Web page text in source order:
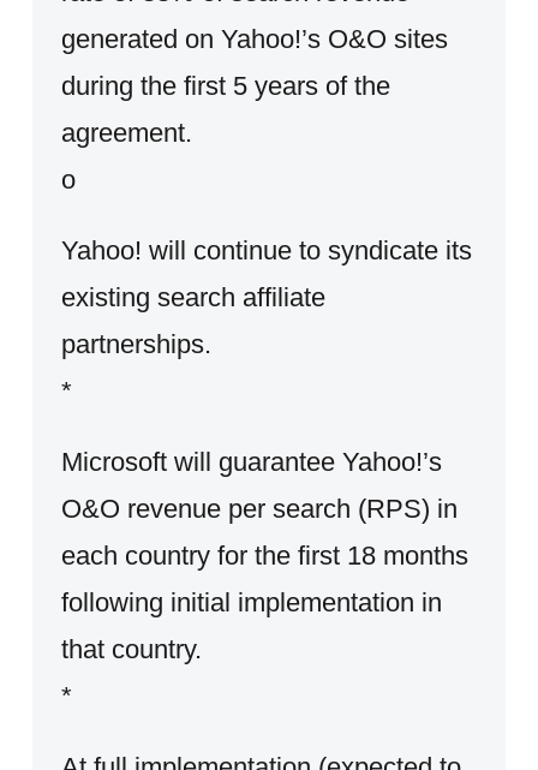
generated on Yahoo!’s O&O sites
during the first 5 years of the
agreement.
o
Yahoo! will continue to syndicate its
existing search affiliate
partnerships.
*
Microsoft will guarantee Yahoo!’s
O&O revenue per search (RPS) in
each country for the first 18 months
following initial implementation in
that country.
*